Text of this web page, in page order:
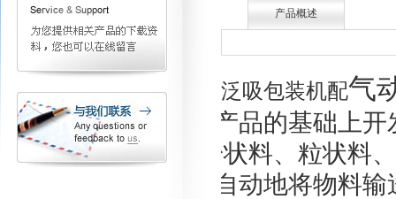
产品概述
我公是在广泛吸包装机配气
国外同类产品的基础上
想、*的粉状料、粒状料
加料机能自动地将物料